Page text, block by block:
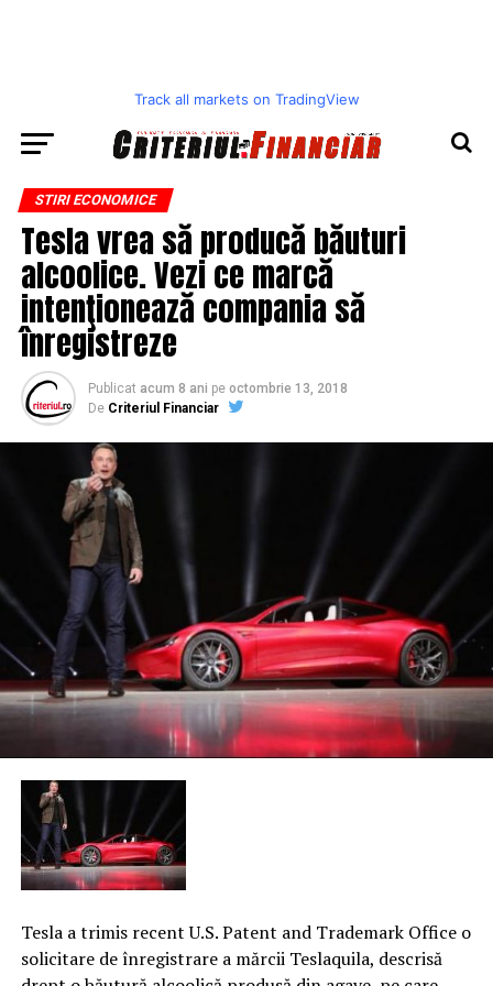
Track all markets on TradingView
STIRI ECONOMICE
Tesla vrea să producă băuturi
alcoolice. Vezi ce marcă
intenţionează compania să
înregistreze
Publicat acum 8 ani pe octombrie 13, 2018
De Criteriul Financiar
Tesla a trimis recent U.S. Patent and Trademark Office o
solicitare de înregistrare a mărcii Teslaquila, descrisă